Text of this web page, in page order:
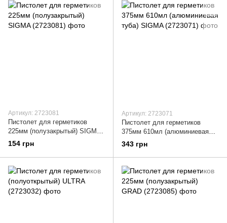
Артикул: 2723081
Пистолет для герметиков
225мм (полузакрытый) SIGMA
(2723081)
154 грн
Артикул: 2723071
Пистолет для герметиков
375мм 610мл (алюминиевая
туба) SIGMA (2723071)
343 грн